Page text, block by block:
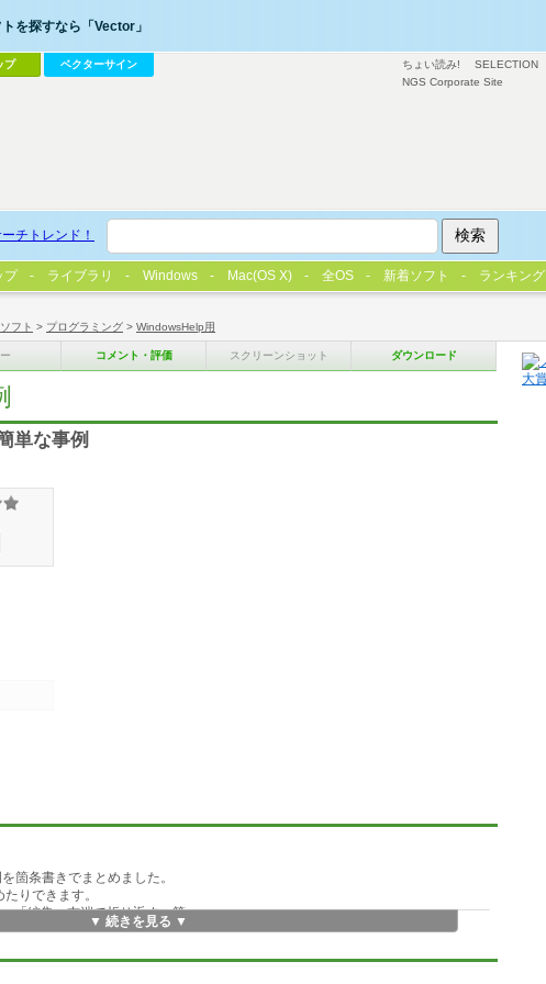
フト > プログラミング > WindowsHelp用
コメント・評価 スクリーンショット ダウンロード
単な事例
箇条書きでまとめました。
りできます。
「編集、右端で折り返す」等
は従来の *.HLPファイルから *.CNT + *.HLPという２ファイル構成に変更されてい
▼ 続きを見る ▼
ちょい読み! SELECTION
NGS Corporate Site
を探すなら「Vector」
プ ベクターサイン
チトレンド！
プ ライブラリ Windows Mac(OS X) 全OS 新着ソフト ランキング